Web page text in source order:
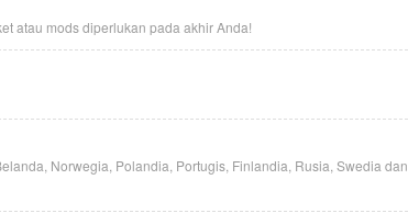
atau mods diperlukan pada akhir Anda!
Norwegia, Polandia, Portugis, Finlandia, Rusia, Swedia dan